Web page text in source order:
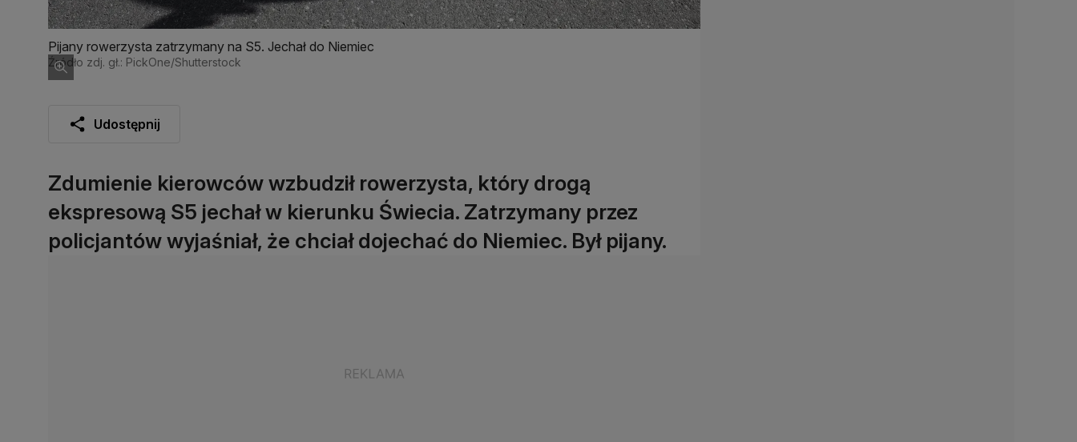
Pijany rowerzysta zatrzymany na S5. Jechał do Niemiec
Źródło zdj. gł.: PickOne/Shutterstock
Udostępnij
Zdumienie kierowców wzbudził rowerzysta, który drogą
ekspresową S5 jechał w kierunku Świecia. Zatrzymany przez
policjantów wyjaśniał, że chciał dojechać do Niemiec. Był pijany.